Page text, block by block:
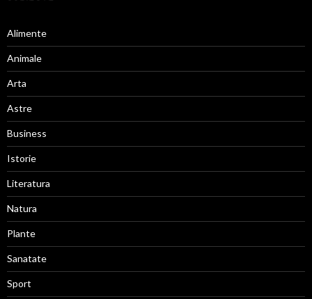
Alimente
Animale
Arta
Astre
Business
Istorie
Literatura
Natura
Plante
Sanatate
Sport